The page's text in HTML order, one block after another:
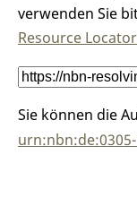
verwenden Sie
Resource
Sie können die